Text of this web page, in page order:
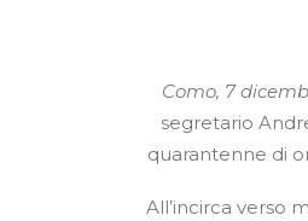
Como, 7
segretario
quarantenne di
All’incirca verso